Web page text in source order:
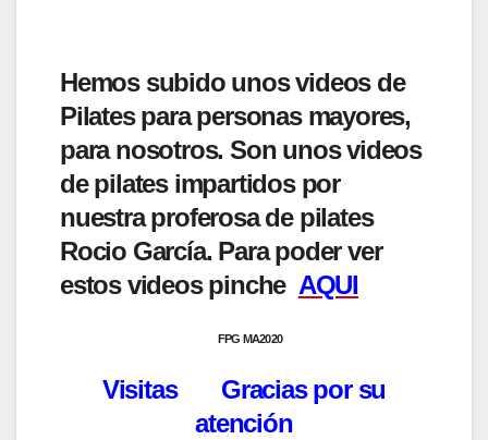
Hemos subido unos videos de
Pilates para personas mayores,
para nosotros. Son unos videos
de pilates impartidos por
nuestra proferosa de pilates
Rocio García. Para poder ver
estos videos pinche AQUI
FPG MA2020
Visitas Gracias por su
atención